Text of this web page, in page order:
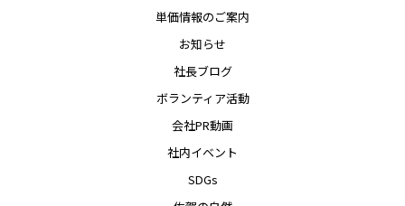
単価情報のご案内
お知らせ
社長ブログ
ボランティア活動
会社PR動画
社内イベント
SDGs